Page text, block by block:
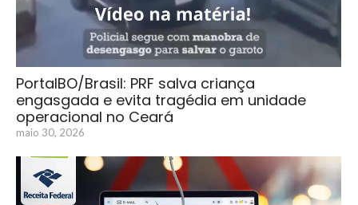
PortalBO/Brasil: PRF salva criança
engasgada e evita tragédia em unidade
operacional no Ceará
maio 30, 2026